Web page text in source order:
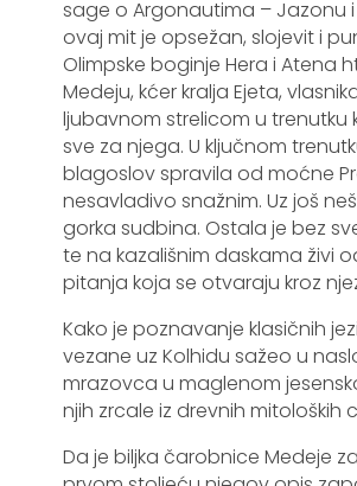
sage o Argonautima – Jazonu
ovaj mit je opsežan, slojevit i
Olimpske boginje Hera i Atena
Medeju, kćer kralja Ejeta,
ljubavnom strelicom u trenutku
sve za njega. U ključnom
blagoslov spravila od moćne
nesavladivo snažnim. Uz još
gorka sudbina. Ostala je bez
te na kazališnim daskama živi
pitanja koja se otvaraju kroz
Kako je poznavanje klasičnih
vezane uz Kolhidu sažeo u
mrazovca u maglenom
njih zrcale iz drevnih mitoloških
Da je biljka čarobnice Medeje